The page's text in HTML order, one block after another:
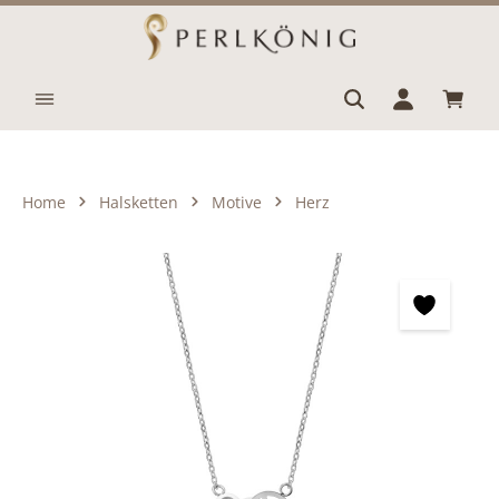
Zum Hauptinhalt springen
Home Halsketten Motive Herz
Bildergalerie überspringen